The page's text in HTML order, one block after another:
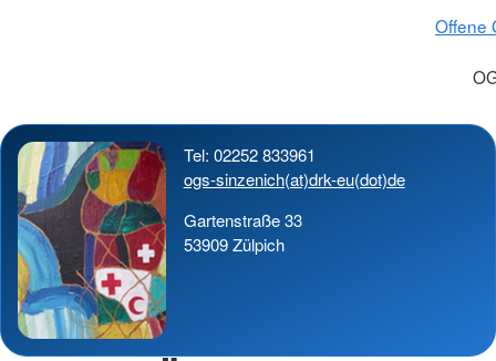
Offene
Tel: 02252 833961
ogs-sinzenich(at)drk-eu(dot)de
Gartenstraße 33
53909 Zülpich